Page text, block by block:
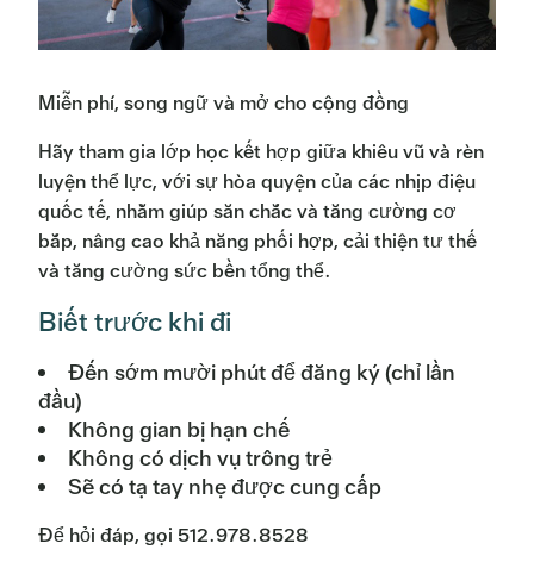
Miễn phí, song ngữ và mở cho cộng đồng
Hãy tham gia lớp học kết hợp giữa khiêu vũ và rèn
luyện thể lực, với sự hòa quyện của các nhịp điệu
quốc tế, nhằm giúp săn chắc và tăng cường cơ
bắp, nâng cao khả năng phối hợp, cải thiện tư thế
và tăng cường sức bền tổng thể.
Biết trước khi đi
Đến sớm mười phút để đăng ký (chỉ lần
đầu)
Không gian bị hạn chế
Không có dịch vụ trông trẻ
Sẽ có tạ tay nhẹ được cung cấp
Để hỏi đáp, gọi 512.978.8528